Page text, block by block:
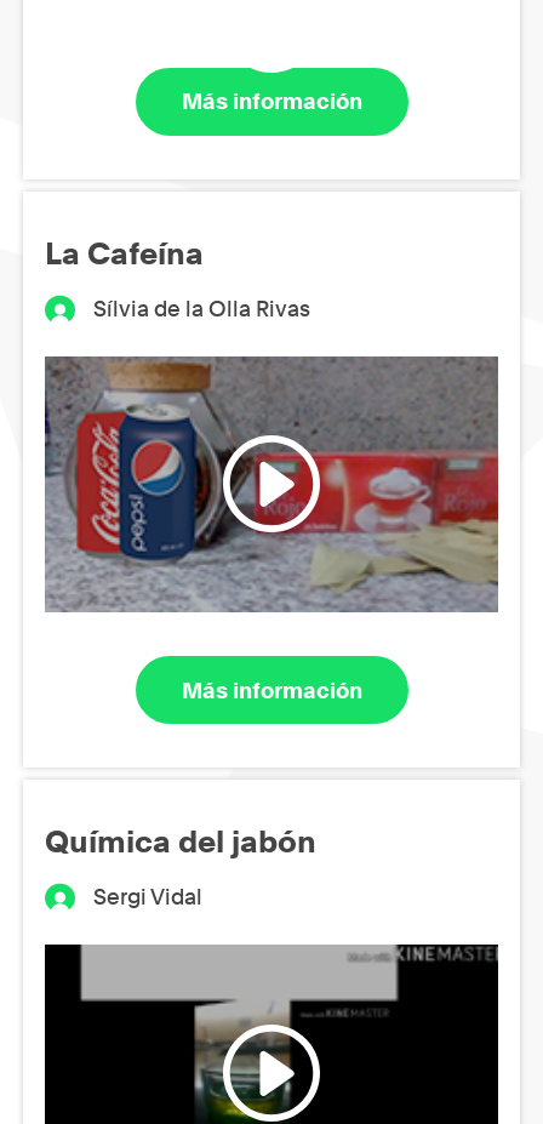
Más información
La Cafeína
Sílvia de la Olla Rivas
Más información
Química del jabón
Sergi Vidal